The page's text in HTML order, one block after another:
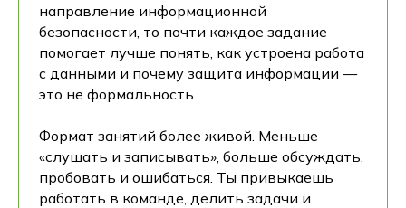
направление информационной
безопасности, то почти каждое задание
помогает лучше понять, как устроена работа
с данными и почему защита информации —
это не формальность.
Формат занятий более живой. Меньше
«слушать и записывать», больше обсуждать,
пробовать и ошибаться. Ты привыкаешь
работать в команде, делить задачи и